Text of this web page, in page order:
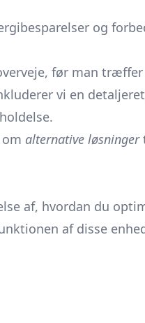
og
før man
vi en detaljeret
alternative løsninger
af, hvordan du
af disse